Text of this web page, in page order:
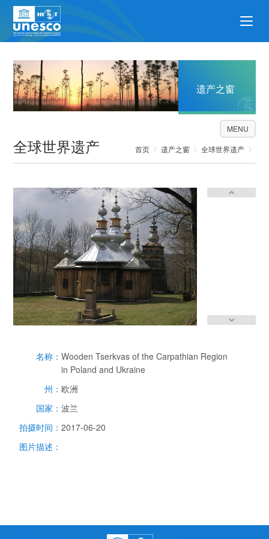
遗产之窗
全球世界遗产 首页 遗产之窗 全球世界遗产
MENU
名称：Wooden Tserkvas of the Carpathian Region
in Poland and Ukraine
州：欧洲
国家：波兰
拍摄时间：2017-06-20
图片描述：